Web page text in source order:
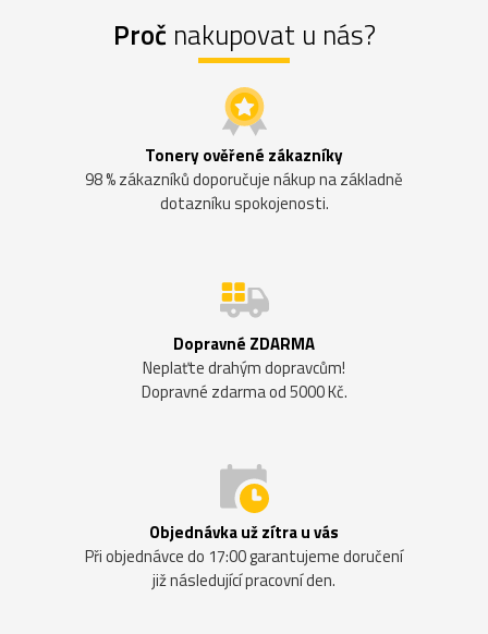
Proč nakupovat u nás?
Tonery ověřené zákazníky
98 % zákazníků doporučuje nákup na základně
dotazníku spokojenosti.
Dopravné ZDARMA
Neplaťte drahým dopravcům!
Dopravné zdarma od 5000 Kč.
Objednávka už zítra u vás
Při objednávce do 17:00 garantujeme doručení
již následující pracovní den.